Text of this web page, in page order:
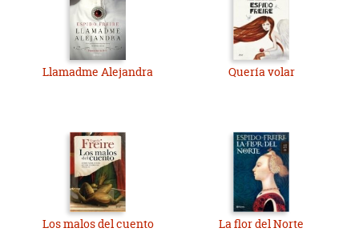
Llamadme Alejandra Quería volar
Los malos del cuento La flor del Norte